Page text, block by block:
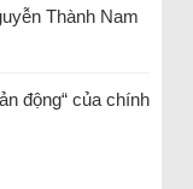
Thành Nam
động“ của chính